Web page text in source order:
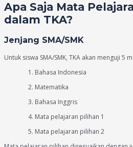
Apa Saja Mata
dalam TKA?
Jenjang SMA/SMK
Untuk siswa SMA/SMK, TKA akan menguji 5
Bahasa Indonesia
Matematika
Bahasa Inggris
Mata pelajaran pilihan 1
Mata pelajaran pilihan 2